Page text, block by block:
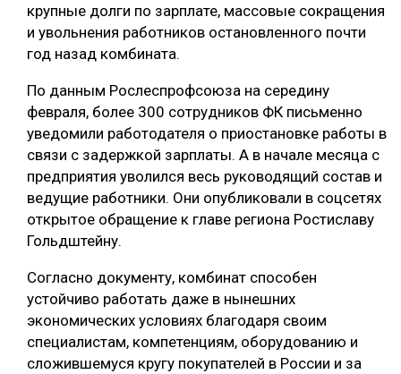
ДЕРЕВЯННОЕ ДОМОСТРОЕНИЕ
БЕЗОПАСНОЕ ПРОИЗВОДСТВО
СОРТИРОВКА ДРЕВЕСИНЫ
СУШКА ДРЕВЕСИНЫ
МЕБЕЛЬНОЕ ПРОИЗВОДСТВО
крупные долги по зарплате, массовые сокращения
и увольнения работников остановленного почти
год назад комбината.
По данным Рослеспрофсоюза на середину
февраля, более 300 сотрудников ФК письменно
уведомили работодателя о приостановке работы в
связи с задержкой зарплаты. А в начале месяца с
предприятия уволился весь руководящий состав и
ведущие работники. Они опубликовали в соцсетях
открытое обращение к главе региона Ростиславу
Гольдштейну.
Согласно документу, комбинат способен
устойчиво работать даже в нынешних
экономических условиях благодаря своим
специалистам, компетенциям, оборудованию и
сложившемуся кругу покупателей в России и за